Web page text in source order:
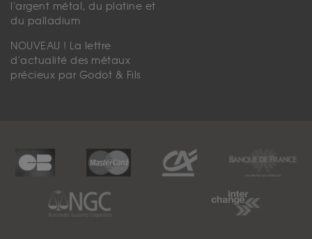
l'argent métal, du platine et
du palladium
NOUVEAU ! La lettre
d'actualité des métaux
précieux par Godot & Fils